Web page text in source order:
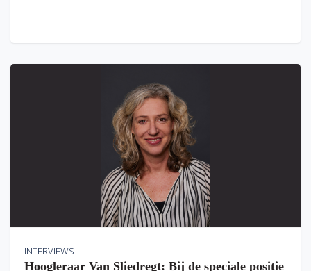
INTERVIEWS
Hoogleraar Van Sliedregt: Bij de speciale positie